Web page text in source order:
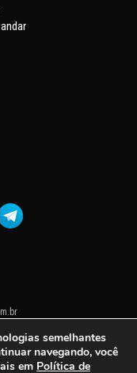
semelhantes
navegando, você
em Política de